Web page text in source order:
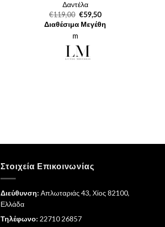
Δαντέλα
€119,00 Original
price
was:
€59,50Η
τρέχουσα
τιμή
Διαθέσιμα Μεγέθη
m
Στοιχεία Επικοινωνίας
Διεύθυνση: Απλωταριάς 43, Χίος 82100,
Ελλάδα
Τηλέφωνο: 22710 26857